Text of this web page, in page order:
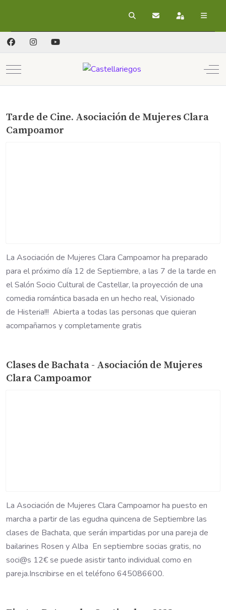
BuscarSuscribirse a las
Registrarse
Mobile Menu Toggle
Tarde de Cine. Asociación de Mujeres Clara
Campoamor
La Asociación de Mujeres Clara Campoamor ha preparado
para el próximo día 12 de Septiembre, a las 7 de la tarde en
el Salón Socio Cultural de Castellar, la proyección de una
comedia romántica basada en un hecho real, Visionado
de Histeria!!! Abierta a todas las personas que quieran
acompañarnos y completamente gratis
Clases de Bachata - Asociación de Mujeres
Clara Campoamor
La Asociación de Mujeres Clara Campoamor ha puesto en
marcha a partir de las egudna quincena de Septiembre las
clases de Bachata, que serán impartidas por una pareja de
bailarines Rosen y Alba En septiembre socias gratis, no
soci@s 12€ se puede asistir tanto individual como en
pareja.Inscribirse en el teléfono 645086600.